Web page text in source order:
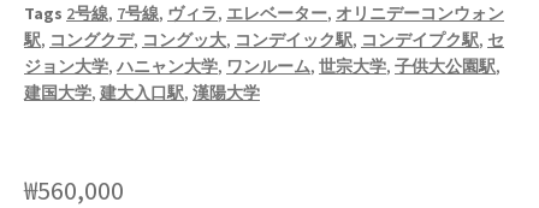
Tags 2号線, 7号線, ヴィラ, エレベーター, オリニデーコンウォン
駅, コングクデ, コングッ大, コンデイック駅, コンデイプク駅, セ
ジョン大学, ハニャン大学, ワンルーム, 世宗大学, 子供大公園駅,
建国大学, 建大入口駅, 漢陽大学
₩560,000